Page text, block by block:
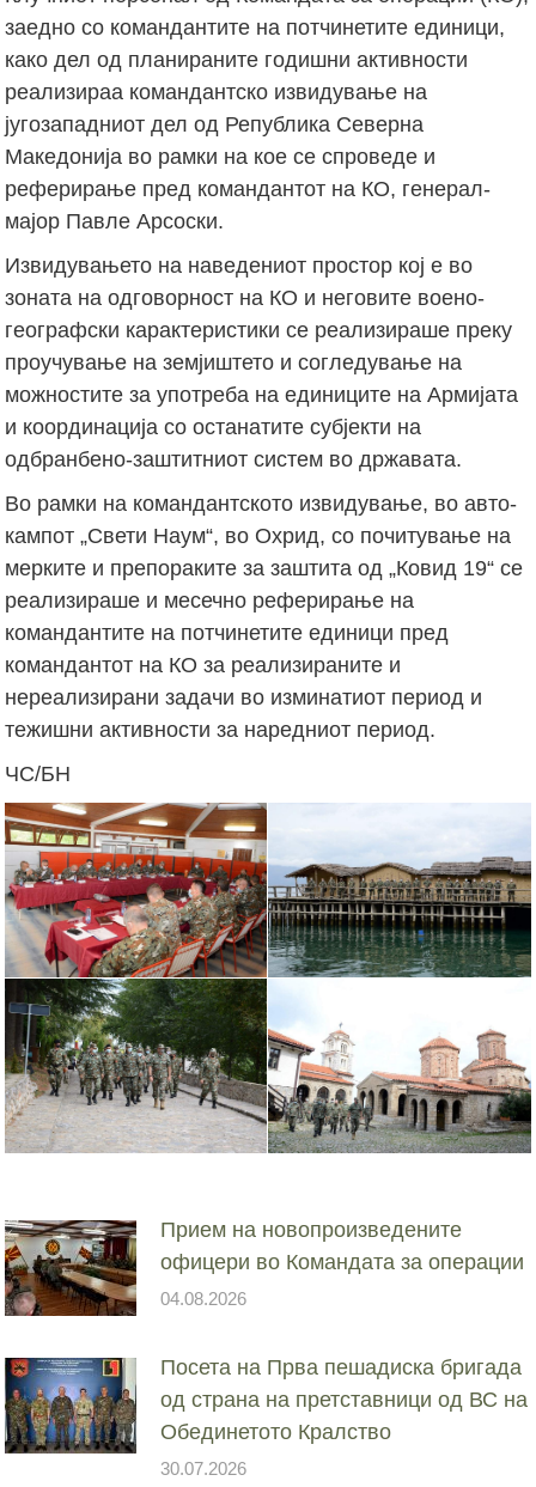
заедно со командантите на потчинетите единици,
како дел од планираните годишни активности
реализираа командантско извидување на
југозападниот дел од Република Северна
Македонија во рамки на кое се спроведе и
реферирање пред командантот на КО, генерал-
мајор Павле Арсоски.
Извидувањето на наведениот простор кој е во
зоната на одговорност на КО и неговите воено-
географски карактеристики се реализираше преку
проучување на земјиштето и согледување на
можностите за употреба на единиците на Армијата
и координација со останатите субјекти на
одбранбено-заштитниот систем во државата.
Во рамки на командантското извидување, во авто-
кампот „Свети Наум“, во Охрид, со почитување на
мерките и препораките за заштита од „Ковид 19“ се
реализираше и месечно реферирање на
командантите на потчинетите единици пред
командантот на КО за реализираните и
нереализирани задачи во изминатиот период и
тежишни активности за наредниот период.
ЧС/БН
Прием на новопроизведените
офицери во Командата за операции
04.08.2026
Посета на Прва пешадиска бригада
од страна на претставници од ВС на
Обединетото Кралство
30.07.2026